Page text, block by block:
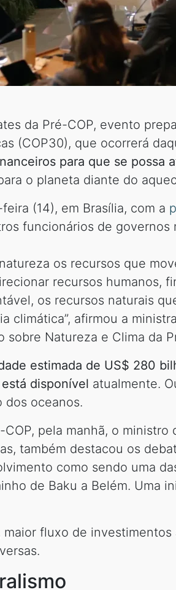
da Pré-COP, evento
(COP30), que ocorrerá
para que se possa
o planeta diante do
(14), em Brasília, com a
funcionários de governos
os recursos que
recursos humanos,
os recursos naturais
climática”, afirmou a
sobre Natureza e Clima da
estimada de US$ 280
disponível atualmente.
dos oceanos.
pela manhã, o
também destacou os
como sendo uma
de Baku a Belém. Uma
fluxo de